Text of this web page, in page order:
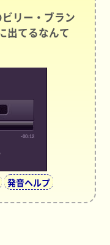
リー・ブラン
出てるなんて
-00:12
発音ヘルプ